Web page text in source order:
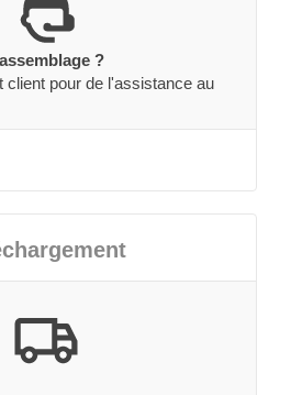
?
client pour de l'assistance au